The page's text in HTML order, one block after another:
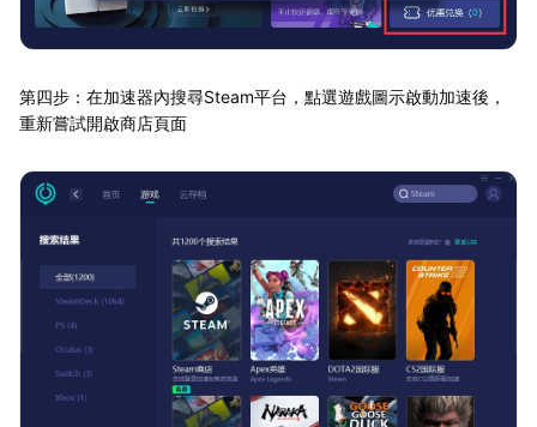
第四步：在加速器內搜尋Steam平台，點選遊戲圖示啟動加速後，
重新嘗試開啟商店頁面